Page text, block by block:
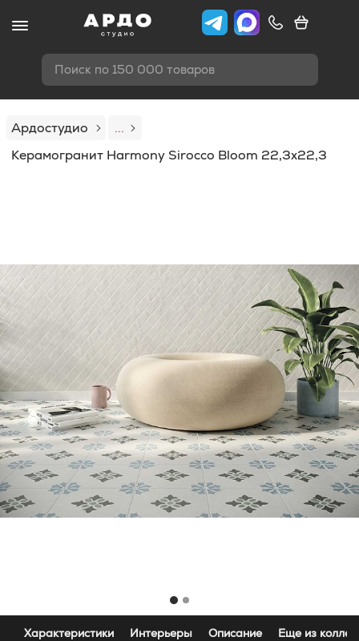
Поиск по 150 000 товаров
Ардостудио
...
Керамогранит Harmony Sirocco Bloom 22,3x22,3
Характеристики Интерьеры Описание Еще из